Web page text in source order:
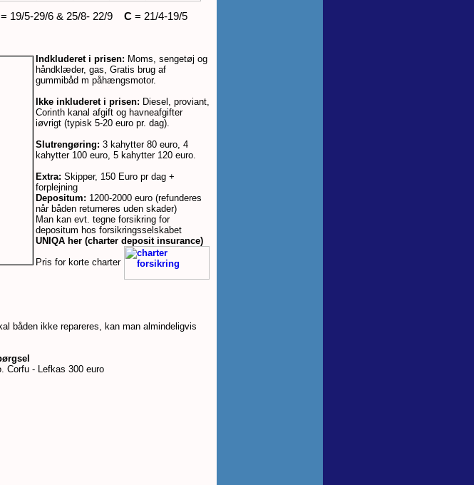
= 19/5-29/6 & 25/8- 22/9 C = 21/4-19/5
Indkluderet i prisen: Moms, sengetøj og
håndklæder, gas, Gratis brug af
gummibåd m påhængsmotor.
Ikke inkluderet i prisen: Diesel, proviant,
Corinth kanal afgift og havneafgifter
iøvrigt (typisk 5-20 euro pr. dag).
Slutrengøring: 3 kahytter 80 euro, 4
kahytter 100 euro, 5 kahytter 120 euro.
Extra: Skipper, 150 Euro pr dag +
forplejning
Depositum: 1200-2000 euro (refunderes
når båden returneres uden skader)
Man kan evt. tegne forsikring for
depositum hos forsikringsselskabet
UNIQA her (charter deposit insurance)
Pris for korte charter
båden ikke repareres, kan man almindeligvis
Corfu - Lefkas 300 euro